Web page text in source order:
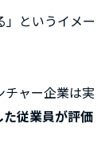
」というイメー
チャー企業は実
従業員が評価